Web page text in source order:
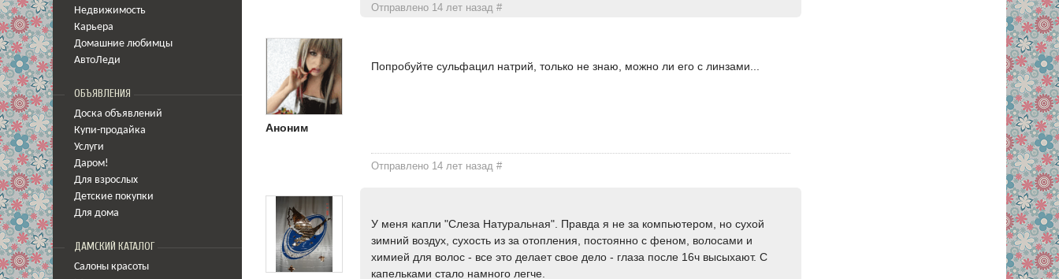
Недвижимость
Карьера
Домашние любимцы
АвтоЛеди
ОБЪЯВЛЕНИЯ
Доска объявлений
Купи-продайка
Услуги
Даром!
Для взрослых
Детские покупки
Для дома
ДАМСКИЙ КАТАЛОГ
Салоны красоты
Отправлено 14 лет назад#
Аноним
Попробуйте сульфацил натрий, только не знаю, можно ли его с линзами...
Отправлено 14 лет назад#
У меня капли "Слеза Натуральная". Правда я не за компьютером, но сухой
зимний воздух, сухость из за отопления, постоянно с феном, волосами и
химией для волос - все это делает свое дело - глаза после 16ч высыхают. С
капельками стало намного легче.